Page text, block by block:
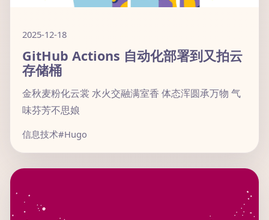
2025-12-18
GitHub Actions 自动化部署到又拍云
存储桶
金秋麦粉化云裳 水火交融满室香 体态浑圆承万物 气
味芬芳不思娘
信息技术#Hugo